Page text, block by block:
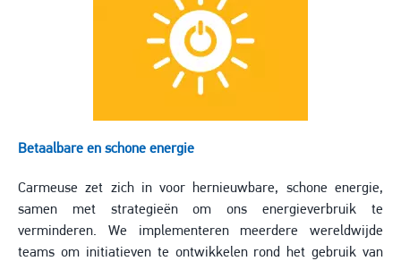
Betaalbare en schone energie
Carmeuse zet zich in voor hernieuwbare, schone energie,
samen met strategieën om ons energieverbruik te
verminderen. We implementeren meerdere wereldwijde
teams om initiatieven te ontwikkelen rond het gebruik van